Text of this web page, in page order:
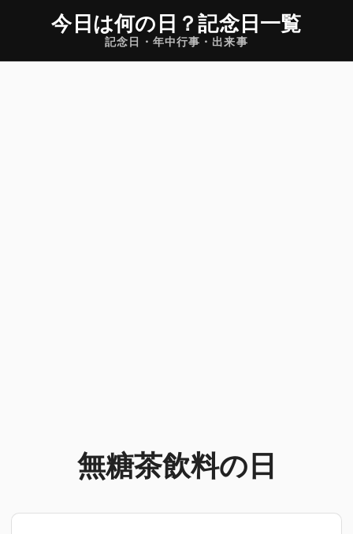
今日は何の日 ？記念日一覧
記念日・年中行事・出来事
無糖茶飲料の日